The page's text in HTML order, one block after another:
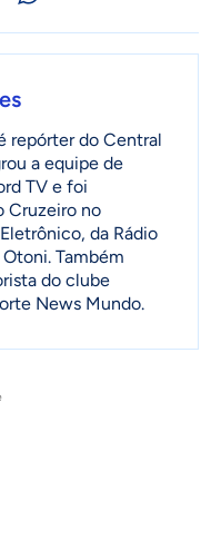
repórter do Central
a equipe de
TV e foi
Cruzeiro no
da Rádio
Também
do clube
News Mundo.